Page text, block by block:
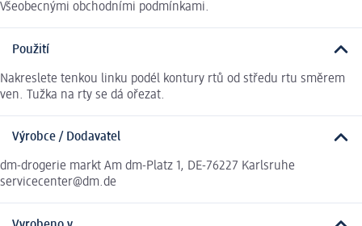
Všeobecnými obchodními podmínkami.
Použití
Nakreslete tenkou linku podél kontury rtů od středu rtu směrem
ven. Tužka na rty se dá ořezat.
Výrobce / Dodavatel
dm-drogerie markt Am dm-Platz 1, DE-76227 Karlsruhe
servicecenter@dm.de